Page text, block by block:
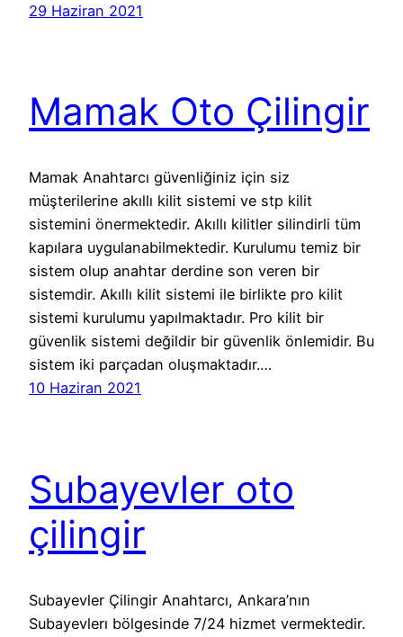
29 Haziran 2021
Mamak Oto Çilingir
Mamak Anahtarcı güvenliğiniz için siz
müşterilerine akıllı kilit sistemi ve stp kilit
sistemini önermektedir. Akıllı kilitler silindirli tüm
kapılara uygulanabilmektedir. Kurulumu temiz bir
sistem olup anahtar derdine son veren bir
sistemdir. Akıllı kilit sistemi ile birlikte pro kilit
sistemi kurulumu yapılmaktadır. Pro kilit bir
güvenlik sistemi değildir bir güvenlik önlemidir. Bu
sistem iki parçadan oluşmaktadır.…
10 Haziran 2021
Subayevler oto
çilingir
Subayevler Çilingir Anahtarcı, Ankara’nın
Subayevlerı bölgesinde 7/24 hizmet vermektedir.